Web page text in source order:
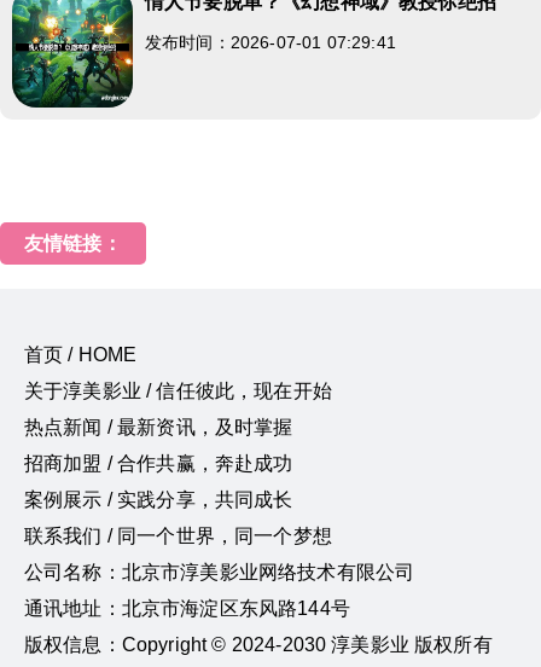
发布时间：2026-07-01 07:29:41
友情链接：
首页 / HOME
关于淳美影业 / 信任彼此，现在开始
热点新闻 / 最新资讯，及时掌握
招商加盟 / 合作共赢，奔赴成功
案例展示 / 实践分享，共同成长
联系我们 / 同一个世界，同一个梦想
公司名称：北京市淳美影业网络技术有限公司
通讯地址：北京市海淀区东风路144号
版权信息：Copyright © 2024-2030 淳美影业 版权所有